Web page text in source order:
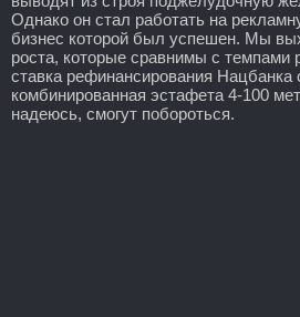
Однако он стал работать на
бизнес которой был успешен. Мы
роста, которые сравнимы с темпами
ставка рефинансирования Нацбанка
комбинированная эстафета 4-100
надеюсь, смогут побороться.